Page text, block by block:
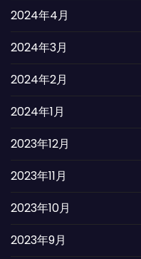
2024年4月
2024年3月
2024年2月
2024年1月
2023年12月
2023年11月
2023年10月
2023年9月